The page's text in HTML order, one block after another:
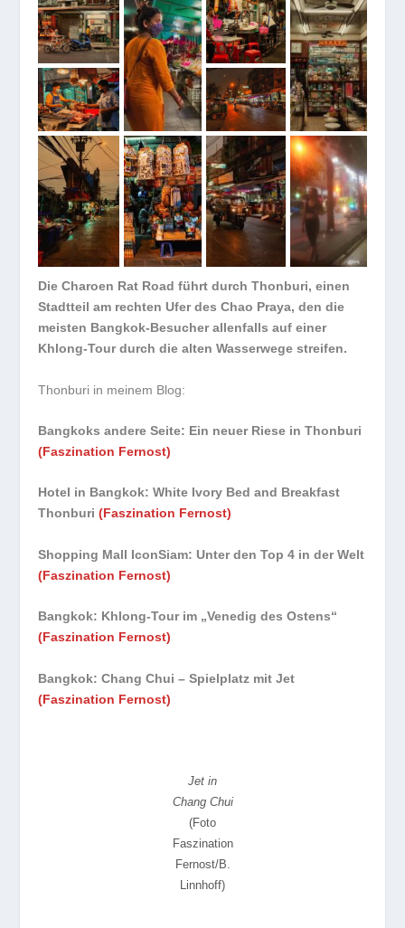
Die Charoen Rat Road führt durch Thonburi, einen
Stadtteil am rechten Ufer des Chao Praya, den die
meisten Bangkok-Besucher allenfalls auf einer
Khlong-Tour durch die alten Wasserwege streifen.
Thonburi in meinem Blog:
Bangkoks andere Seite: Ein neuer Riese in Thonburi
(Faszination Fernost)
Hotel in Bangkok: White Ivory Bed and Breakfast
Thonburi(Faszination Fernost)
Shopping Mall IconSiam: Unter den Top 4 in der Welt
(Faszination Fernost)
Bangkok: Khlong-Tour im „Venedig des Ostens“
(Faszination Fernost)
Bangkok: Chang Chui – Spielplatz mit Jet
(Faszination Fernost)
Jet in
Chang Chui
(Foto
Faszination
Fernost/B.
Linnhoff)